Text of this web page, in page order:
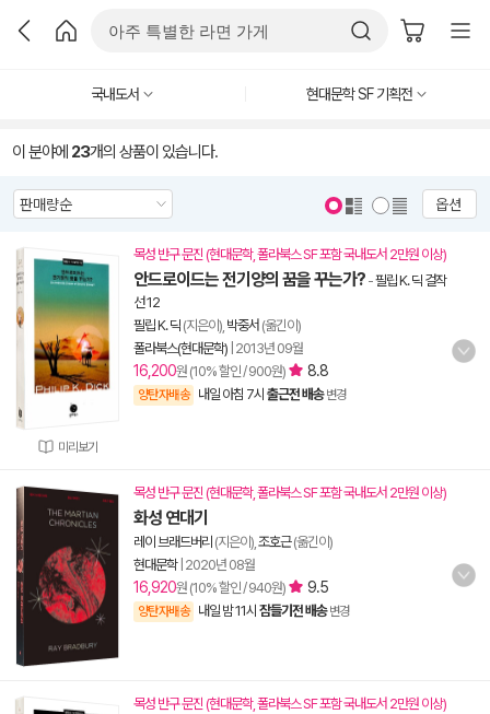
국내도서 현대문학 SF 기획전
이 분야에 23개의 상품이 있습니다.
옵션
미리보기
목성 반구 문진 (현대문학, 폴라북스 SF 포함 국내도서 2만원 이상)
안드로이드는 전기양의 꿈을 꾸는가? -필립 K. 딕 걸작
선 12
필립 K. 딕 (지은이), 박중서 (옮긴이)
폴라북스(현대문학) 2013년 09월
16,200원 (10% 할인 / 900원) 8.8
양탄자배송 내일 아침 7시 출근전 배송 변경
목성 반구 문진 (현대문학, 폴라북스 SF 포함 국내도서 2만원 이상)
화성 연대기
레이 브래드버리 (지은이), 조호근(옮긴이)
현대문학| 2020년 08월
16,920원 (10% 할인 / 940원) 9.5
양탄자배송 내일 밤 11시 잠들기전 배송 변경
목성 반구 문진 (현대문학, 폴라북스 SF 포함 국내도서 2만원 이상)